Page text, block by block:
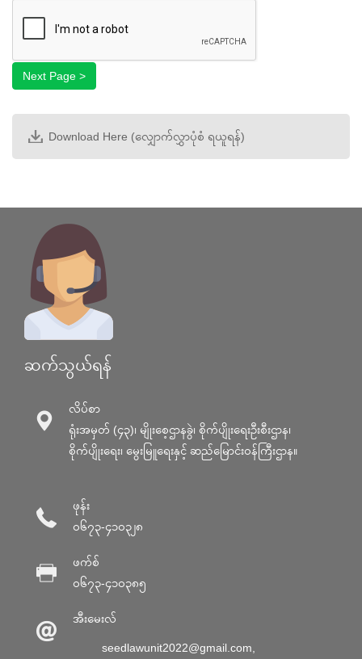
အဆင့် ၁
အဆင့် ၇
Complete
Next Page >
Download Here (လျှောက်လွှာပုံစံ ရယူရန်)
ဆက်သွယ်ရန်
လိပ်စာ
ရုံးအမှတ် (၄၃)၊ မျိုးစေ့ဌာနခွဲ၊ စိုက်ပျိုးရေးဦးစီးဌာန၊
စိုက်ပျိုးရေး၊ မွေးမြူရေးနှင့် ဆည်မြောင်း၀န်ကြီးဌာန။
ဖုန်း
၀၆၇၃-၄၁၀၃၂၈
ဖက်စ်
၀၆၇၃-၄၁၀၃၈၅
အီးမေးလ်
seedlawunit2022@gmail.com,